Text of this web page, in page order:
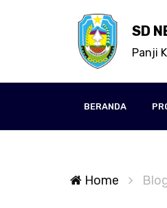
SD
Panji
BERANDA
Home